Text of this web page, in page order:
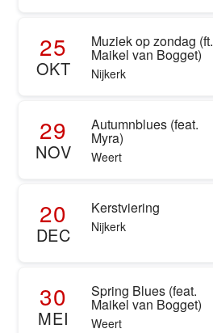
25
OKT
Muziek op zondag (ft.
Maikel van Bogget)
Nijkerk
29
NOV
Autumnblues (feat.
Myra)
Weert
20
DEC
Kerstviering
Nijkerk
30
MEI
Spring Blues (feat.
Maikel van Bogget)
Weert